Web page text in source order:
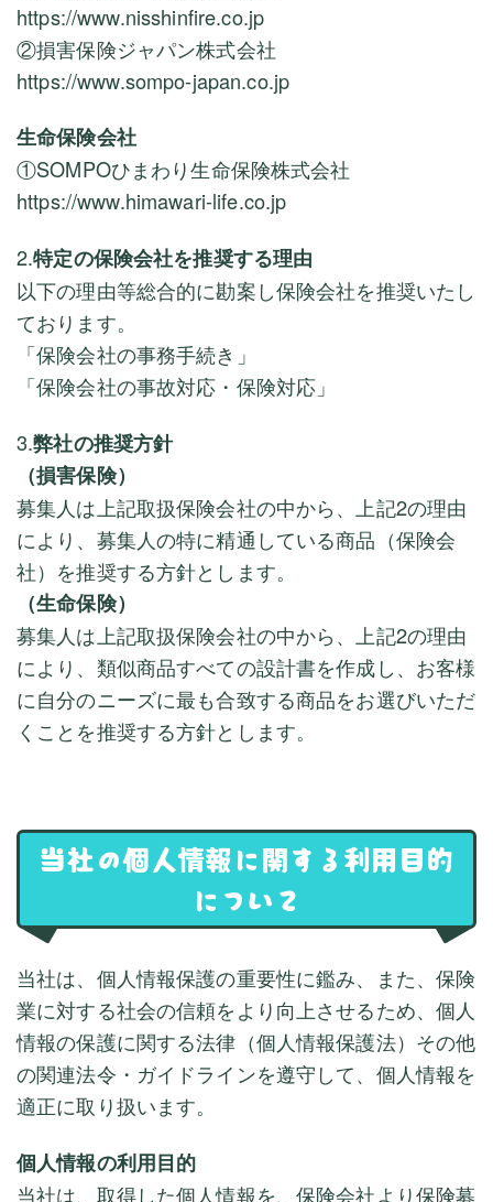
https://www.nisshinfire.co.jp
②損害保険ジャパン株式会社
https://www.sompo-japan.co.jp
生命保険会社
①SOMPOひまわり生命保険株式会社
https://www.himawari-life.co.jp
2.特定の保険会社を推奨する理由
以下の理由等総合的に勘案し保険会社を推奨いたし
ております。
「保険会社の事務手続き」
「保険会社の事故対応・保険対応」
3.弊社の推奨方針
（損害保険）
募集人は上記取扱保険会社の中から、上記2の理由
により、募集人の特に精通している商品（保険会
社）を推奨する方針とします。
（生命保険）
募集人は上記取扱保険会社の中から、上記2の理由
により、類似商品すべての設計書を作成し、お客様
に自分のニーズに最も合致する商品をお選びいただ
くことを推奨する方針とします。
当社の個人情報に関する利用目的
について
当社は、個人情報保護の重要性に鑑み、また、保険
業に対する社会の信頼をより向上させるため、個人
情報の保護に関する法律（個人情報保護法）その他
の関連法令・ガイドラインを遵守して、個人情報を
適正に取り扱います。
個人情報の利用目的
当社は、取得した個人情報を、保険会社より保険募